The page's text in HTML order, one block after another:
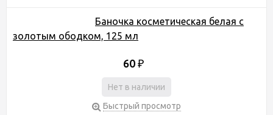
Баночка косметическая белая с
золотым ободком, 125 мл
60 ₽
Нет в наличии
Быстрый просмотр